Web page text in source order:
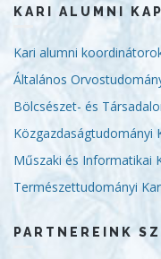
KARI ALUMNI
Kari alumni
Általános
Bölcsészet- és
Közgazdaságtudományi
Műszaki és Informatikai
Természettudományi
PARTNEREINK